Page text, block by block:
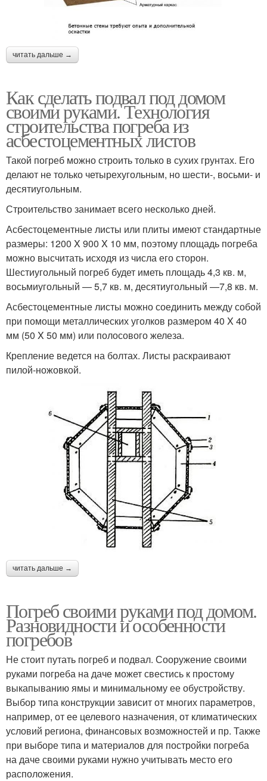
читать дальше →
Как сделать подвал под домом
своими руками. Технология
строительства погреба из
асбестоцементных листов
Такой погреб можно строить только в сухих грунтах. Его
делают не только четырехугольным, но шести-, восьми- и
десятиугольным.
Строительство занимает всего несколько дней.
Асбестоцементные листы или плиты имеют стандартные
размеры: 1200 X 900 X 10 мм, поэтому площадь погреба
можно высчитать исходя из числа его сторон.
Шестиугольный погреб будет иметь площадь 4,3 кв. м,
восьмиугольный — 5,7 кв. м, десятиугольный —7,8 кв. м.
Асбестоцементные листы можно соединить между собой
при помощи металлических уголков размером 40 X 40
мм (50 X 50 мм) или полосового железа.
Крепление ведется на болтах. Листы раскраивают
пилой-ножовкой.
читать дальше →
Погреб своими руками под домом.
Разновидности и особенности
погребов
Не стоит путать погреб и подвал. Сооружение своими
руками погреба на даче может свестись к простому
выкапыванию ямы и минимальному ее обустройству.
Выбор типа конструкции зависит от многих параметров,
например, от ее целевого назначения, от климатических
условий региона, финансовых возможностей и пр. Также
при выборе типа и материалов для постройки погреба
на даче своими руками нужно учитывать место его
расположения.